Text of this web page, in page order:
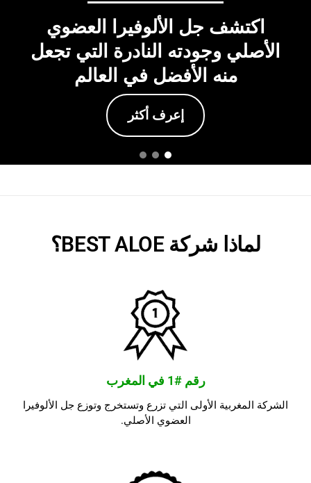
اكتشف جل الألوفيرا العضوي
الأصلي وجودته النادرة التي تجعل
منه الأفضل في العالم
إعرف أكثر
لماذا شركة BEST ALOE؟
رقم #1 في المغرب
الشركة المغربية الأولى التي تزرع وتستخرج وتوزع جل الألوفيرا
العضوي الأصلي.